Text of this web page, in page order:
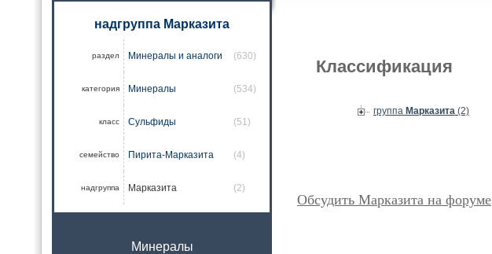
надгруппа Марказита
раздел Минералы и аналоги (630)
категория Минералы (534)
класс Сульфиды (51)
семейство Пирита-Марказита (4)
надгруппа Марказита (2)
Минералы
Классификация
группа Марказита (2)
Обсудить Марказита на форуме